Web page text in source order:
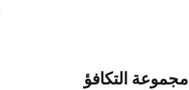
مجموعة التكافؤ